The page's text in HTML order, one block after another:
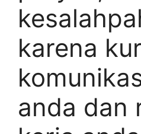
karena
anda dan